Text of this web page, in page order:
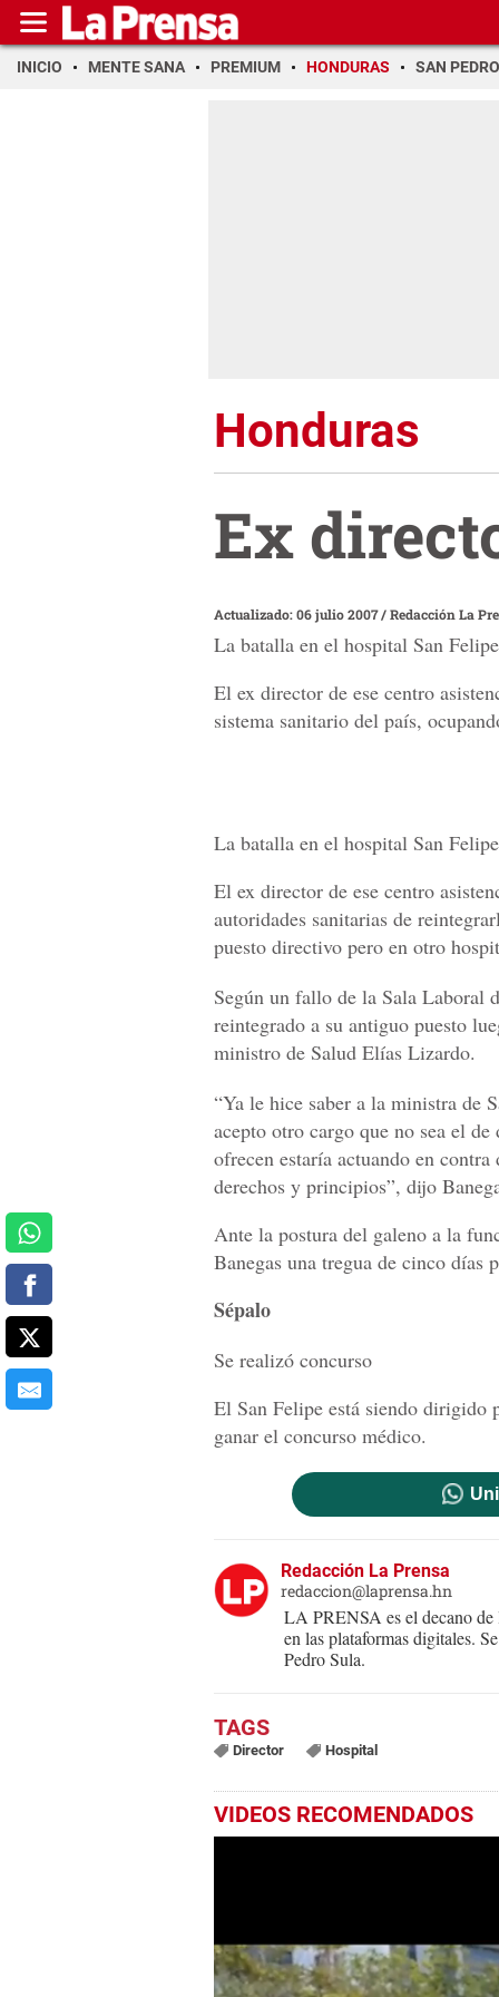
INICIO MENTE SANA PREMIUM HONDURAS SAN PEDRO
Honduras
Ex
Actualizado: 06 julio 2007/Redacción La
La batalla en el hospital San
El ex director de ese centro
sistema sanitario del país,
La batalla en el hospital San
El ex director de ese centro
autoridades sanitarias de
puesto directivo pero en otro
Según un fallo de la Sala Laboral
reintegrado a su antiguo puesto
ministro de Salud Elías Lizardo.
“Ya le hice saber a la ministra de
acepto otro cargo que no sea el
ofrecen estaría actuando en
derechos y principios”, dijo
Ante la postura del galeno a la
Banegas una tregua de cinco días
Sépalo
Se realizó concurso
El San Felipe está siendo dirigido
ganar el concurso médico.
Redacción La Prensa
redaccion@laprensa.hn
LA PRENSA es el decano de
en las plataformas digitales.
Pedro Sula.
Director Hospital
VIDEOS RECOMENDADOS